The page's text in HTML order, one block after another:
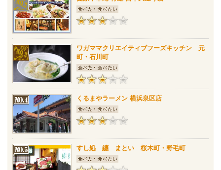
ワガママクリエイティブフーズキッチン 元
町・石川町
くるまやラーメン 横浜泉区店
すし処 纏 まとい 桜木町・野毛町